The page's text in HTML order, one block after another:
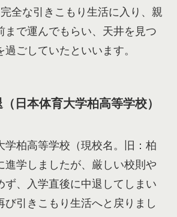
全な引きこもり生活に入り、親
まで運んでもらい、天井を見つ
ごしていたといいます。
日本体育大学柏高等学校）
学柏高等学校（現校名。旧：柏
進学しましたが、厳しい校則や
ず、入学直後に中退してしまい
び引きこもり生活へと戻りまし